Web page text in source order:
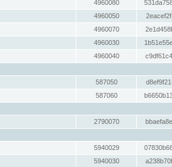
4960080
4960050
4960070
4960030
4960040
587050
587060
2790070
5940029
5940030